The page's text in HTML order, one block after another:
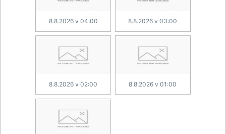
8.8.2026 v 04:00 8.8.2026 v 03:00
8.8.2026 v 02:00 8.8.2026 v 01:00